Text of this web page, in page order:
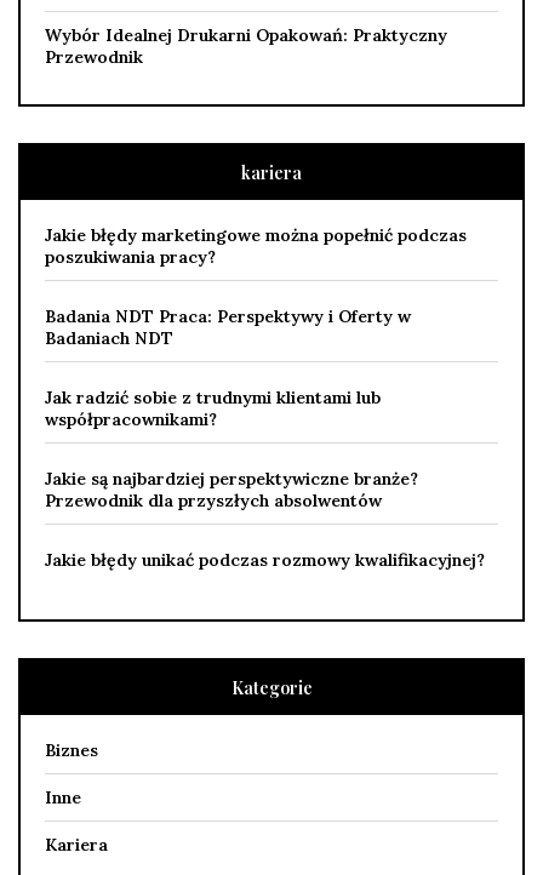
Wybór Idealnej Drukarni Opakowań: Praktyczny
Przewodnik
kariera
Jakie błędy marketingowe można popełnić podczas
poszukiwania pracy?
Badania NDT Praca: Perspektywy i Oferty w
Badaniach NDT
Jak radzić sobie z trudnymi klientami lub
współpracownikami?
Jakie są najbardziej perspektywiczne branże?
Przewodnik dla przyszłych absolwentów
Jakie błędy unikać podczas rozmowy kwalifikacyjnej?
Kategorie
Biznes
Inne
Kariera